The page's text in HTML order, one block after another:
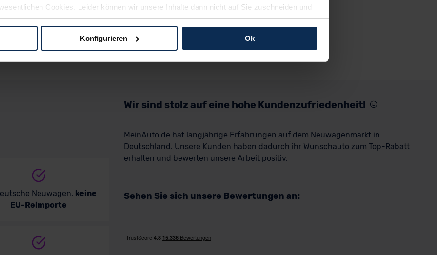
Cookies. Leider können wir unsere Inhalte dann nicht auf Sie zuschneiden und
Weg zu Ihrem Neuwagen unterstützen. Sie können die Einstellungen jederzeit anpassen
Sie hierzu Ihre Einwilligung freiwillig erteilen. Nähere Informationen zu den bestehenden
Konfigurieren Ok
Neuwagen, keine
EU-Reimporte
Wir sind stolz auf eine hohe Kundenzufriedenheit!
MeinAuto.de hat langjährige Erfahrungen auf dem Neuwagenmarkt in
Deutschland. Unsere Kunden haben dadurch ihr Wunschauto zum Top-Rabatt
erhalten und bewerten unsere Arbeit positiv.
Sehen Sie sich unsere Bewertungen an: